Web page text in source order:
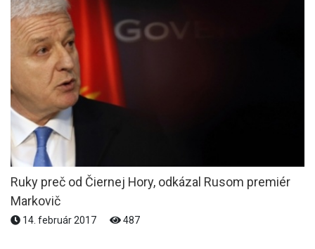
Ruky preč od Čiernej Hory, odkázal Rusom premiér
Markovič
14. február 2017 487